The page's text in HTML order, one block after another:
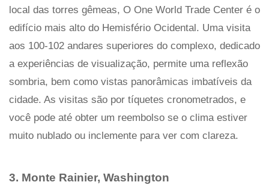
local das torres gêmeas, O One World Trade Center é o
edifício mais alto do Hemisfério Ocidental. Uma visita
aos 100-102 andares superiores do complexo, dedicado
a experiências de visualização, permite uma reflexão
sombria, bem como vistas panorâmicas imbatíveis da
cidade. As visitas são por tíquetes cronometrados, e
você pode até obter um reembolso se o clima estiver
muito nublado ou inclemente para ver com clareza.
3. Monte Rainier, Washington